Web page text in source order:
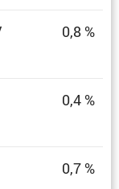
0,8 %
0,4 %
0,7 %